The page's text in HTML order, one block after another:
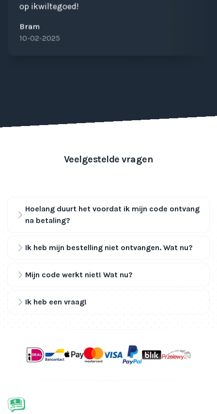
op ikwiltegoed!
Bram
10-02-2025
Veelgestelde vragen
Hoelang duurt het voordat ik mijn code ontvang
na betaling?
Ik heb mijn bestelling niet ontvangen. Wat nu?
Mijn code werkt niet! Wat nu?
Ik heb een vraag!